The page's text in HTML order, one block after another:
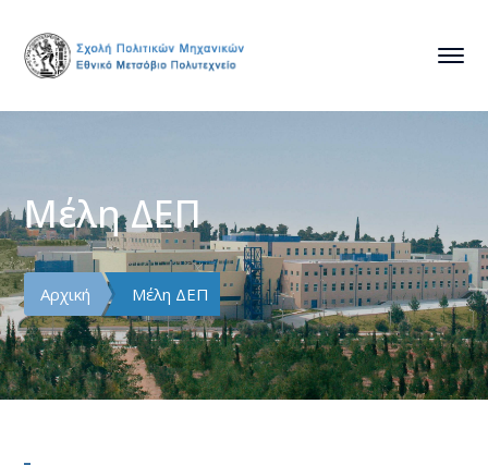
Μέλη ΔΕΠ
Αρχική Μέλη ΔΕΠ